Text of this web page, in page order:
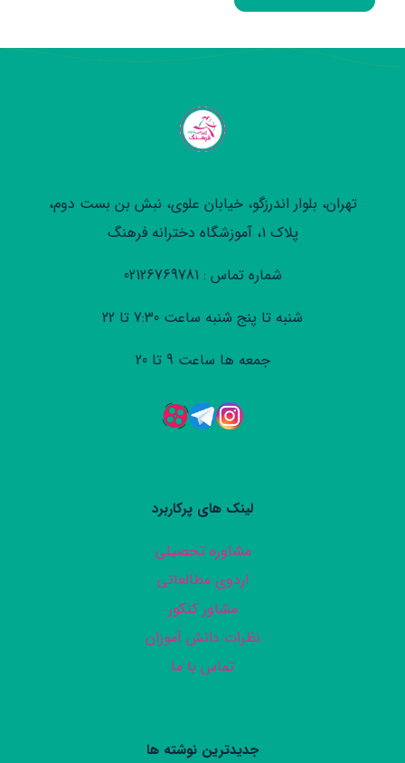
تهران، بلوار اندرزگو، خیابان علوی، نبش بن بست دوم،
پلاک 1، آموزشگاه دخترانه فرهنگ
شماره تماس : 02126769781
شنبه تا پنج شنبه ساعت 7:30 تا 22
جمعه ها ساعت 9 تا 20
لینک های پرکاربرد
مشاوره تحصیلی
اردوی مطالعاتی
مشاور کنکور
نظرات دانش آموزان
تماس با ما
جدیدترین نوشته ها